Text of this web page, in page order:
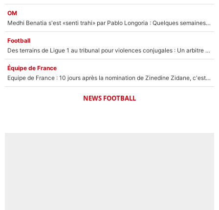
OM
Medhi Benatia s'est «senti trahi» par Pablo Longoria : Quelques semaines après son départ, l'ancien directeur de football de l'OM règle ses comptes
Football
Des terrains de Ligue 1 au tribunal pour violences conjugales : Un arbitre français encourt une peine de 18 mois de prison !
Équipe de France
Equipe de France : 10 jours après la nomination de Zinedine Zidane, c'est au tour de son fils de prendre un nouveau départ !
NEWS FOOTBALL